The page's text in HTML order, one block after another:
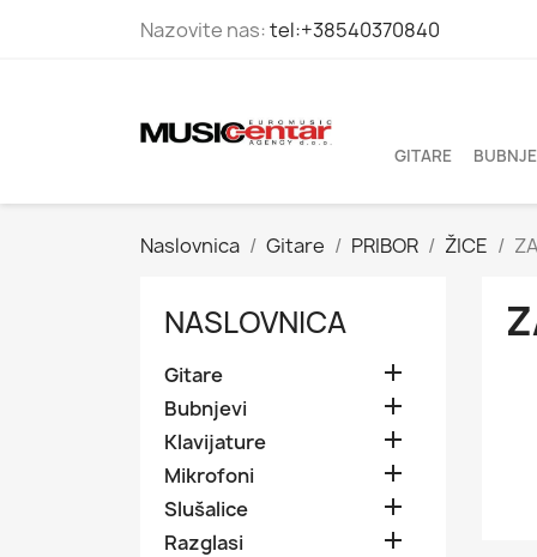
Nazovite nas:tel:+38540370840
GITARE
Naslovnica Gitare PRIBOR ŽICE
NASLOVNICA
Gitare 
Bubnjevi 
Klavijature 
Mikrofoni 
Slušalice 
Razglasi 